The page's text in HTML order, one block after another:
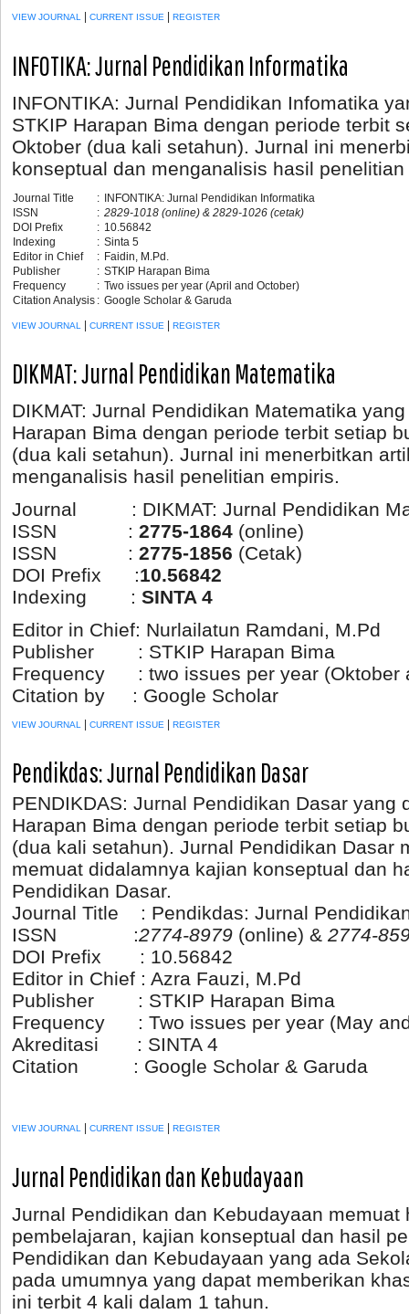
VIEW JOURNAL CURRENT ISSUE REGISTER
INFOTIKA: Jurnal Pendidikan Informatika
INFONTIKA: Jurnal Pendidikan Infomatika
STKIP Harapan Bima dengan periode terbit
Oktober (dua kali setahun). Jurnal ini
konseptual dan menganalisis hasil
Journal Title : INFONTIKA: Jurnal Pendidikan Informatika
ISSN
: 2829-1018 (online) & 2829-1026 (cetak)
DOI Prefix
: 10.56842
Indexing
: Sinta 5
Editor in Chief
: Faidin, M.Pd.
Publisher
: STKIP Harapan Bima
Frequency
: Two issues per year (April and October)
Citation Analysis : Google Scholar & Garuda
VIEW JOURNAL | CURRENT ISSUE | REGISTER
DIKMAT: Jurnal Pendidikan Matematika
DIKMAT: Jurnal Pendidikan Matematika
Harapan Bima dengan periode terbit setiap
(dua kali setahun). Jurnal ini menerbitkan
menganalisis hasil penelitian empiris.
Journal : DIKMAT: Jurnal Pendidikan
ISSN : 2775-1864 (online)
ISSN : 2775-1856 (Cetak)
DOI Prefix :10.56842
Indexing : SINTA 4
Editor in Chief: Nurlailatun Ramdani, M.Pd
Publisher : STKIP Harapan Bima
Frequency : two issues per year (Oktober
Citation by : Google Scholar
VIEW JOURNAL | CURRENT ISSUE | REGISTER
Pendikdas: Jurnal Pendidikan Dasar
PENDIKDAS: Jurnal Pendidikan Dasar yang
Harapan Bima dengan periode terbit setiap
(dua kali setahun). Jurnal Pendidikan Dasar
memuat didalamnya kajian konseptual dan
Pendidikan Dasar.
Journal Title : Pendikdas: Jurnal
ISSN :2774-8979 (online) & 2774-
DOI Prefix : 10.56842
Editor in Chief : Azra Fauzi, M.Pd
Publisher : STKIP Harapan Bima
Frequency : Two issues per year (May
Akreditasi : SINTA 4
Citation : Google Scholar & Garuda
VIEW JOURNAL CURRENT ISSUE REGISTER
Jurnal Pendidikan dan Kebudayaan
Jurnal Pendidikan dan Kebudayaan memuat
pembelajaran, kajian konseptual dan hasil
Pendidikan dan Kebudayaan yang ada
pada umumnya yang dapat memberikan
ini terbit 4 kali dalam 1 tahun.